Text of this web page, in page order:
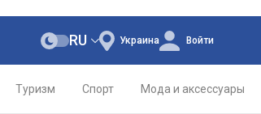
Украина
RU Войти
Туризм Спорт Мода и аксессуары